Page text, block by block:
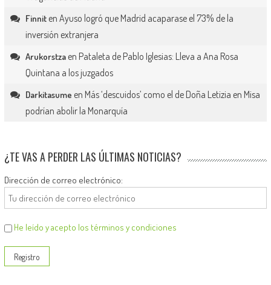
Finniten Ayuso logró que Madrid acaparase el 73% de la
inversión extranjera
Arukorstzaen Pataleta de Pablo Iglesias: Lleva a Ana Rosa
Quintana a los juzgados
Darkitasume en Más ‘descuidos’ como el de Doña Letizia en Misa
podrían abolir la Monarquía
¿TE VAS A PERDER LAS ÚLTIMAS NOTICIAS?
Dirección de correo electrónico:
He leído y acepto los términos y condiciones